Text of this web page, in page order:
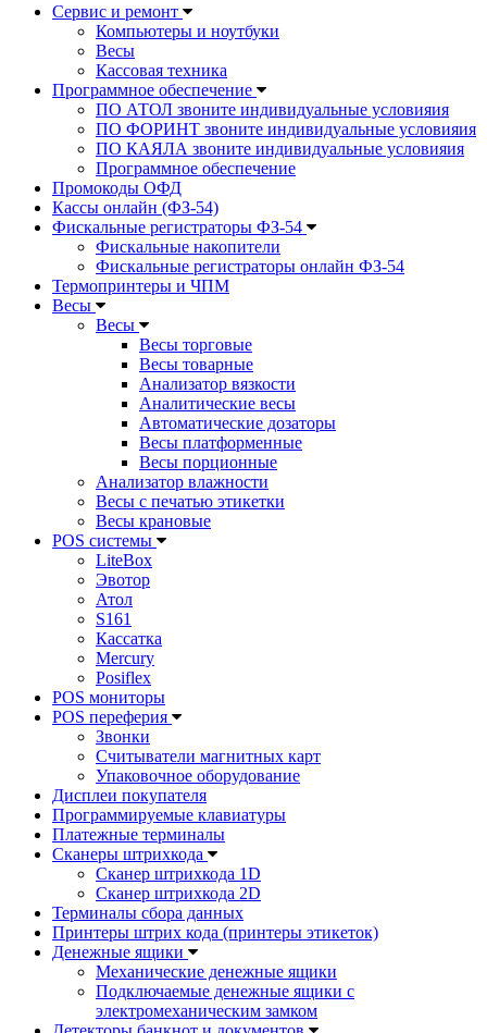
Сервис и ремонт
Компьютеры и ноутбуки
Весы
Кассовая техника
Программное обеспечение
ПО АТОЛ звоните индивидуальные условияия
ПО ФОРИНТ звоните индивидуальные условияия
ПО КАЯЛА звоните индивидуальные условияия
Программное обеспечение
Промокоды ОФД
Кассы онлайн (ФЗ-54)
Фискальные регистраторы ФЗ-54
Фискальные накопители
Фискальные регистраторы онлайн ФЗ-54
Термопринтеры и ЧПМ
Весы
Весы
Весы торговые
Весы товарные
Анализатор вязкости
Аналитические весы
Автоматические дозаторы
Весы платформенные
Весы порционные
Анализатор влажности
Весы с печатью этикетки
Весы крановые
POS системы
LiteBox
Эвотор
Атол
S161
Кассатка
Mercury
Posiflex
POS мониторы
POS переферия
Звонки
Считыватели магнитных карт
Упаковочное оборудование
Дисплеи покупателя
Программируемые клавиатуры
Платежные терминалы
Сканеры штрихкода
Сканер штрихкода 1D
Сканер штрихкода 2D
Терминалы сбора данных
Принтеры штрих кода (принтеры этикеток)
Денежные ящики
Механические денежные ящики
Подключаемые денежные ящики с
электромеханическим замком